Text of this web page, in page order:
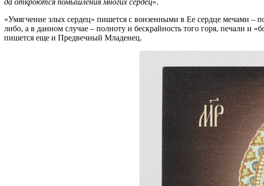
да откроются помышления многих сердец».
«Умягчение злых сердец» пишется с вонзенными в Ее сердце мечами –
либо, а в данном случае – полноту и бескрайность того горя, печали и
пишется еще и Предвечный Младенец.